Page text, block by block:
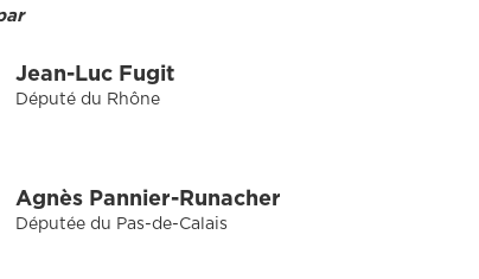
Jean-Luc Fugit
Député du Rhône
Agnès Pannier-Runacher
Députée du Pas-de-Calais